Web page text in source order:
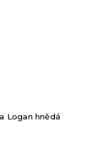
Logan hnědá